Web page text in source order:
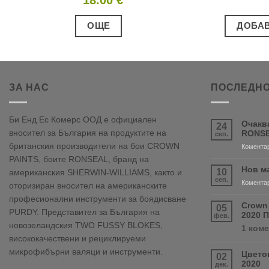
ОЩЕ
ЗА НАС
Би Енд Ес Комерс ООД е официален
вносител за България на продуктите на
британския производители на бои CROWN
PAINTS, боите RONSEAL, бранд на
американския SHERWIN-WILLIAMS, както и
оторизиран вносител на американските
професионални инструменти за боядисване
PURDY. Представител за България на
новозеландския TWO FUSSY BLOKES,
висококачествени и рециклируеми
микрофибърни валяци и инструменти.
24
сеп.
10
сеп.
Нов
05
фев.
2020
1
02
дек.
2020